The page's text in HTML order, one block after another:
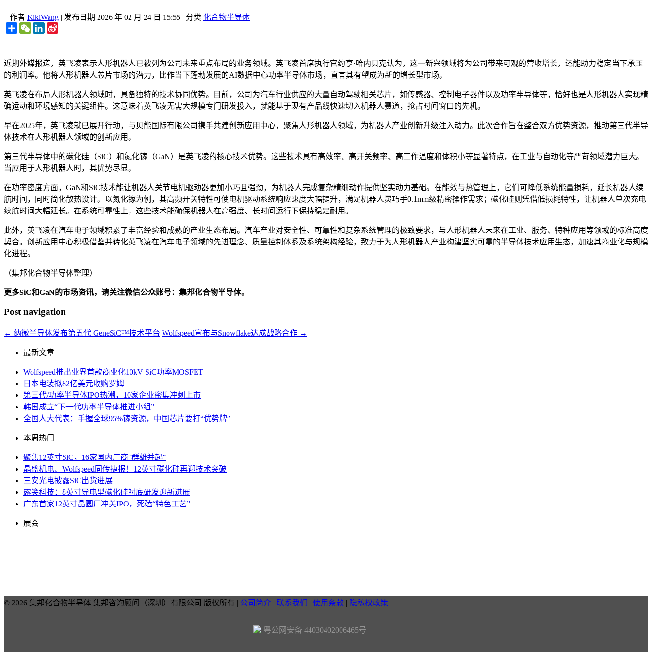
作者 KikiWang | 发布日期 2026 年 02 月 24 日 15:55 | 分类 化合物半导体
ShareWeChatLinkedIn
近期外媒报道，英飞凌表示人形机器人已被列为公司未来重点布局的业务领域。英飞凌首席执行官约亨·哈内贝克认为，这一新兴领域将为公司带来可观的营收增长，还能助力稳定当下承压
的利润率。他将人形机器人芯片市场的潜力，比作当下蓬勃发展的AI数据中心功率半导体市场，直言其有望成为新的增长型市场。
英飞凌在布局人形机器人领域时，具备独特的技术协同优势。目前，公司为汽车行业供应的大量自动驾驶相关芯片，如传感器、控制电子器件以及功率半导体等，恰好也是人形机器人实现精
确运动和环境感知的关键组件。这意味着英飞凌无需大规模专门研发投入，就能基于现有产品线快速切入机器人赛道，抢占时间窗口的先机。
早在2025年，英飞凌就已展开行动，与贝能国际有限公司携手共建创新应用中心，聚焦人形机器人领域，为机器人产业创新升级注入动力。此次合作旨在整合双方优势资源，推动第三代半导
体技术在人形机器人领域的创新应用。
第三代半导体中的碳化硅（SiC）和氮化镓（GaN）是英飞凌的核心技术优势。这些技术具有高效率、高开关频率、高工作温度和体积小等显著特点，在工业与自动化等严苛领域潜力巨大。
当应用于人形机器人时，其优势尽显。
在功率密度方面，GaN和SiC技术能让机器人关节电机驱动器更加小巧且强劲，为机器人完成复杂精细动作提供坚实动力基础。在能效与热管理上，它们可降低系统能量损耗，延长机器人续
航时间，同时简化散热设计。以氮化镓为例，其高频开关特性可使电机驱动系统响应速度大幅提升，满足机器人灵巧手0.1mm级精密操作需求；碳化硅则凭借低损耗特性，让机器人单次充电
续航时间大幅延长。在系统可靠性上，这些技术能确保机器人在高强度、长时间运行下保持稳定耐用。
此外，英飞凌在汽车电子领域积累了丰富经验和成熟的产业生态布局。汽车产业对安全性、可靠性和复杂系统管理的极致要求，与人形机器人未来在工业、服务、特种应用等领域的标准高度
契合。创新应用中心积极借鉴并转化英飞凌在汽车电子领域的先进理念、质量控制体系及系统架构经验，致力于为人形机器人产业构建坚实可靠的半导体技术应用生态，加速其商业化与规模
化进程。
（集邦化合物半导体整理）
更多SiC和GaN的市场资讯，请关注微信公众账号：集邦化合物半导体。
Post navigation
← 纳微半导体发布第五代 GeneSiC™技术平台 Wolfspeed宣布与Snowflake达成战略合作 →
最新文章
Wolfspeed推出业界首款商业化10kV SiC功率MOSFET
日本电装拟82亿美元收购罗姆
第三代/功率半导体IPO热潮，10家企业密集冲刺上市
韩国成立“下一代功率半导体推进小组”
全国人大代表：手握全球95%镓资源，中国芯片要打“优势牌”
本周热门
聚焦12英寸SiC，16家国内厂商“群雄并起”
晶盛机电、Wolfspeed同传捷报！12英寸碳化硅再迎技术突破
三安光电披露SiC出货进展
露笑科技：8英寸导电型碳化硅衬底研发迎新进展
广东首家12英寸晶圆厂冲关IPO，死磕“特色工艺”
展会
© 2026 集邦化合物半导体 集邦咨询顾问（深圳）有限公司 版权所有 | 公司简介 | 联系我们 | 使用条款 | 隐私权政策 |
粤公网安备 44030402006465号